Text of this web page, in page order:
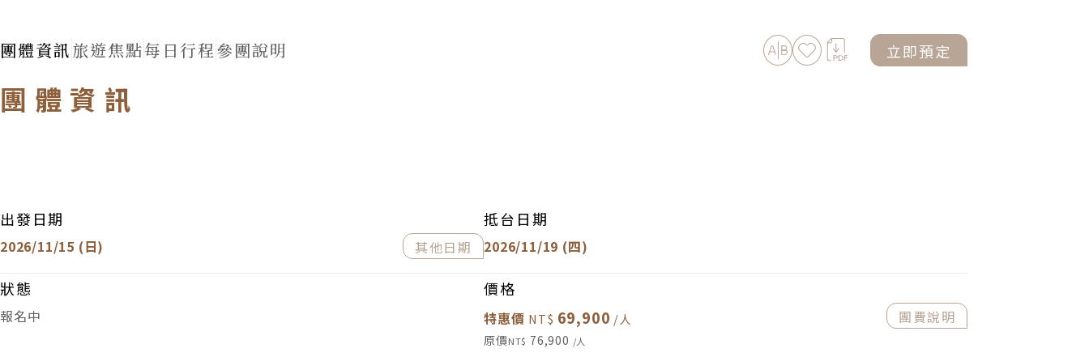
團體資訊旅遊焦點每日行程參團說明 加入比較
加入最愛
下載PDF 立即預定
團體資訊
出發日期
2026/11/15 (日) 其他日期
抵台日期
2026/11/19 (四)
狀態
報名中
價格
特惠價 69,900
原價 76,900
團費說明